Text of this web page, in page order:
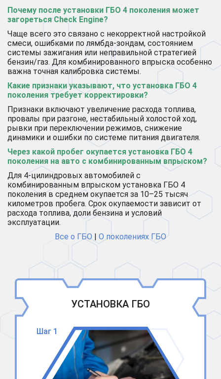
Почему после установки ГБО 4 поколения может
загореться Check Engine?
Чаще всего это связано с некорректной настройкой
смеси, ошибками по лямбда-зондам, состоянием
системы зажигания или неправильной стратегией
бензин/газ. Для комбинированного впрыска особенно
важна точная калибровка системы.
Какие признаки указывают, что установка ГБО 4
поколения требует корректировки?
Признаки включают увеличение расхода топлива,
провалы при разгоне, нестабильный холостой ход,
рывки при переключении режимов, снижение
динамики и ошибки по системе питания двигателя.
Через какой пробег окупается установка ГБО 4
поколения на авто с комбинированным впрыском?
Для 4-цилиндровых автомобилей с
комбинированным впрыском установка ГБО 4
поколения в среднем окупается за 10–25 тысяч
километров пробега. Срок окупаемости зависит от
расхода топлива, доли бензина и условий
эксплуатации.
Все о ГБО | О поколениях ГБО
УСТАНОВКА ГБО
Шаг 1